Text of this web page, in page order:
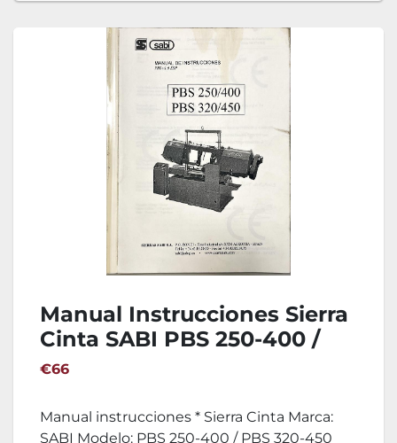
Manual Instrucciones Sierra
Cinta SABI PBS 250-400 /
PBS 320-450
€66
Manual instrucciones * Sierra Cinta Marca:
SABI Modelo: PBS 250-400 / PBS 320-450